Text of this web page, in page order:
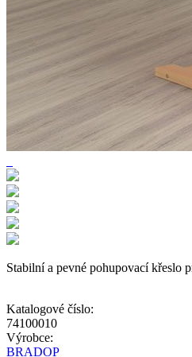
Stabilní a pevné pohupovací křeslo
Katalogové číslo:
74100010
Výrobce:
BRADOP